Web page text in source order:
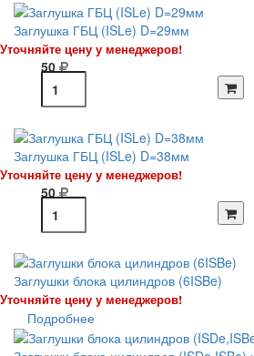
Заглушка ГБЦ (ISLe) D=29мм
Уточняйте цену у менеджеров!
50
Заглушка ГБЦ (ISLe) D=38мм
Уточняйте цену у менеджеров!
50
Заглушки блока цилиндров (6ISBe)
Уточняйте цену у менеджеров!
Подробнее